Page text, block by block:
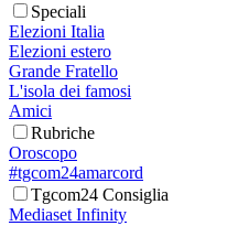
Speciali
Elezioni Italia
Elezioni estero
Grande Fratello
L'isola dei famosi
Amici
Rubriche
Oroscopo
#tgcom24amarcord
Tgcom24 Consiglia
Mediaset Infinity